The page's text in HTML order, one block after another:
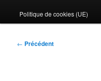
Politique de cookies (UE)
Navigation
← Précédent